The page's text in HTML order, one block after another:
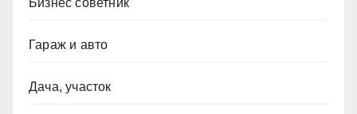
Гараж и авто
Дача, участок